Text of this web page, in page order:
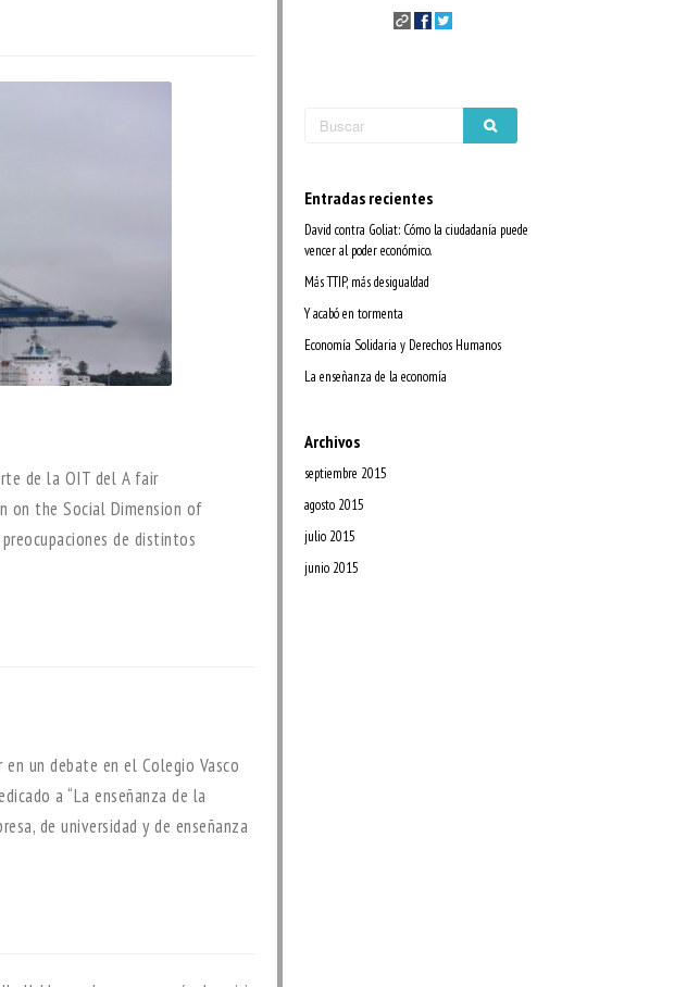
de la OIT del A fair
on the Social Dimension of
de distintos
un debate en el Colegio Vasco
a “La enseñanza de la
de universidad y de enseñanza
Entradas recientes
David contra Goliat: Cómo la ciudadanía puede
vencer al poder económico.
Más TTIP, más desigualdad
Y acabó en tormenta
Economía Solidaria y Derechos Humanos
La enseñanza de la economía
Archivos
septiembre 2015
agosto 2015
julio 2015
junio 2015